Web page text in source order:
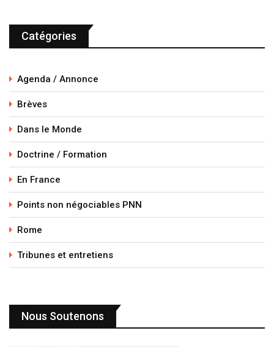
Catégories
Agenda / Annonce
Brèves
Dans le Monde
Doctrine / Formation
En France
Points non négociables PNN
Rome
Tribunes et entretiens
Nous Soutenons